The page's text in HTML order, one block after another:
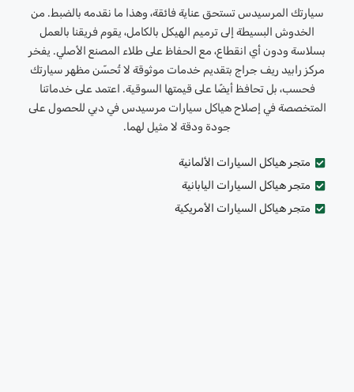
سيارتك المرسيدس تستحق عناية فائقة، وهذا ما نقدمه بالضبط. من
الخدوش البسيطة إلى ترميم الهيكل بالكامل، يقوم فريقنا بالعمل
بسلاسة ودون أي انقطاع، مع الحفاظ على طلاء المصنع الأصلي. يفخر
مركز رابيد ريف جراج بتقديم خدمات موثوقة لا تُحسّن مظهر سيارتك
فحسب، بل تحافظ أيضًا على قيمتها السوقية. اعتمد على خدماتنا
المتخصصة في إصلاح هياكل سيارات مرسيدس في دبي للحصول على
جودة ودقة لا مثيل لهما.
متجر هياكل السيارات الألمانية
متجر هياكل السيارات اليابانية
متجر هياكل السيارات الأمريكية